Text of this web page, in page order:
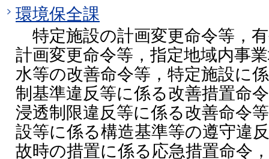
環境保全課
特定施設の計画変更命令等，
計画変更命令等，指定地域内事
水等の改善命令等，特定施設に
制基準違反等に係る改善措置命
浸透制限違反等に係る改善命令
設等に係る構造基準等の遵守違
故時の措置に係る応急措置命令